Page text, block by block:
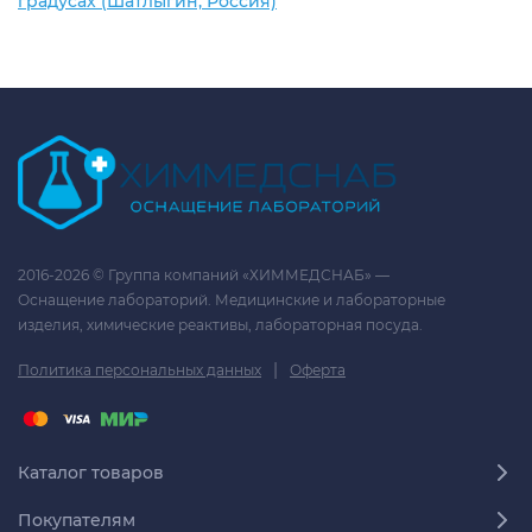
2016-2026 © Группа компаний «ХИММЕДСНАБ» —
Оснащение лабораторий. Медицинские и лабораторные
изделия, химические реактивы, лабораторная посуда.
Политика персональных данных | Оферта
Каталог товаров
Покупателям